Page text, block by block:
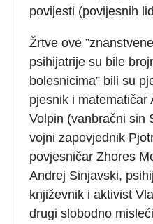
povijesti (povijesnih
Žrtve ove
psihijatrije su bile
bolesnicima” bili su
pjesnik i matematičar
Volpin (vanbračni sin
vojni zapovjednik
povjesničar Zhores
Andrej Sinjavski,
književnik i aktivist
drugi slobodno